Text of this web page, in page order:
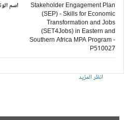
اسم الوثيقة
Stakeholder Engagement Plan
(SEP) - Skills for Economic
Transformation and Jobs
(SET4Jobs) in Eastern and
Southern Africa MPA Program -
P510027
انظر المزيد